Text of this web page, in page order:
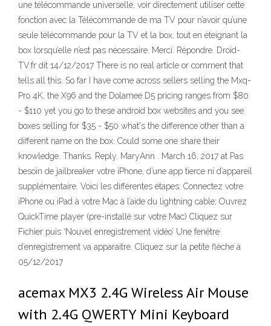
une télécommande universelle, voir directement utiliser cette
fonction avec la Télécommande de ma TV pour n’avoir qu’une
seule télécommande pour la TV et la box, tout en éteignant la
box lorsqu’elle n’est pas nécessaire. Merci. Répondre. Droid-
TV.fr dit 14/12/2017 There is no real article or comment that
tells all this. So far I have come across sellers selling the Mxq-
Pro 4K, the X96 and the Dolamee D5 pricing ranges from $80
- $110 yet you go to these android box websites and you see
boxes selling for $35 - $50 what's the difference other than a
different name on the box. Could some one share their
knowledge. Thanks. Reply. MaryAnn . March 16, 2017 at Pas
besoin de jailbreaker votre iPhone, d’une app tierce ni d’appareil
supplémentaire. Voici les différentes étapes: Connectez votre
iPhone ou iPad à votre Mac à l’aide du lightning cable; Ouvrez
QuickTime player (pre-installé sur votre Mac) Cliquez sur
Fichier puis ‘Nouvel enregistrement vidéo’ Une fenêtre
d’enregistrement va apparaitre. Cliquez sur la petite flèche à
05/12/2017
acemax MX3 2.4G Wireless Air Mouse
with 2.4G QWERTY Mini Keyboard